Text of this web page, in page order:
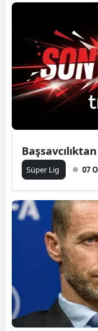
Süper Lig 07